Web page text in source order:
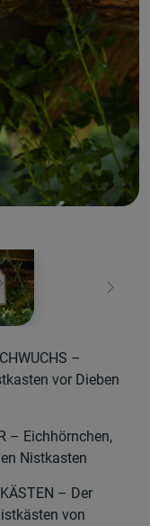
Weiter
–
vor Dieben
– Eichhörnchen,
Nistkasten
– Der
von